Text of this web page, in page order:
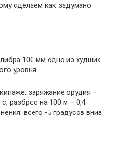
сделаем как задумано
100 мм одно из худших
уровня.
заряжание орудия –
разброс на 100 м – 0,4.
всего -5 градусов вниз